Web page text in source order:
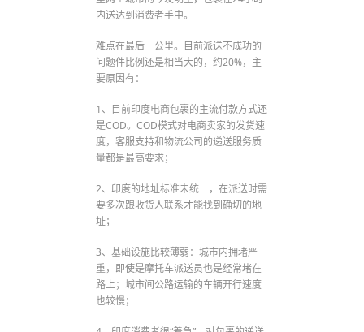
内送达到消费者手中。
难点在最后一公里。目前派送不成功的
问题件比例还是相当大的，约20%，主
要原因有：
1、目前印度电商包裹的主流付款方式还
是COD。COD模式对电商卖家的发货速
度，客服支持和物流公司的递送服务质
量都是最高要求；
2、印度的地址标准未统一，在派送时需
要多次跟收货人联系才能找到确切的地
址；
3、基础设施比较薄弱：城市内拥堵严
重，即使是摩托车派送员也是经常堵在
路上；城市间公路运输的车辆开行速度
也较慢；